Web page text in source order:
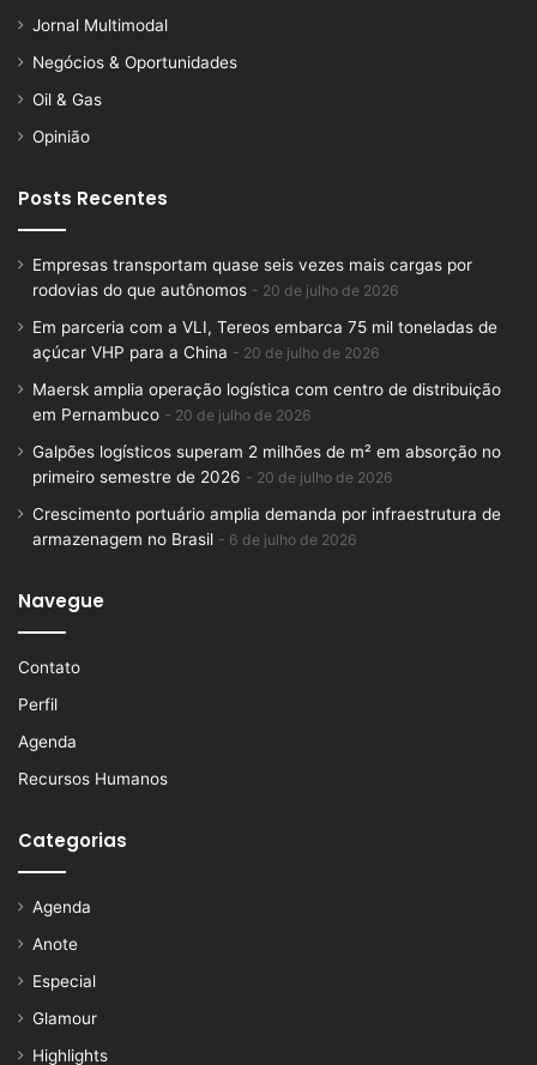
Jornal Multimodal
Negócios & Oportunidades
Oil & Gas
Opinião
Posts Recentes
Empresas transportam quase seis vezes mais cargas por
rodovias do que autônomos
20 de julho de 2026
Em parceria com a VLI, Tereos embarca 75 mil toneladas de
açúcar VHP para a China
20 de julho de 2026
Maersk amplia operação logística com centro de distribuição
em Pernambuco
20 de julho de 2026
Galpões logísticos superam 2 milhões de m² em absorção no
primeiro semestre de 2026
20 de julho de 2026
Crescimento portuário amplia demanda por infraestrutura de
armazenagem no Brasil
6 de julho de 2026
Navegue
Contato
Perfil
Agenda
Recursos Humanos
Categorias
Agenda
Anote
Especial
Glamour
Highlights